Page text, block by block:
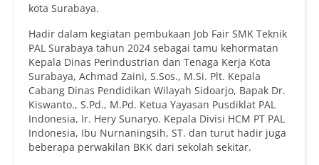
kota Surabaya.
Hadir dalam kegiatan pembukaan Job Fair SMK Teknik
PAL Surabaya tahun 2024 sebagai tamu kehormatan
Kepala Dinas Perindustrian dan Tenaga Kerja Kota
Surabaya, Achmad Zaini, S.Sos., M.Si. Plt. Kepala
Cabang Dinas Pendidikan Wilayah Sidoarjo, Bapak Dr.
Kiswanto., S.Pd., M.Pd. Ketua Yayasan Pusdiklat PAL
Indonesia, Ir. Hery Sunaryo. Kepala Divisi HCM PT PAL
Indonesia, Ibu Nurnaningsih, ST. dan turut hadir juga
beberapa perwakilan BKK dari sekolah sekitar.